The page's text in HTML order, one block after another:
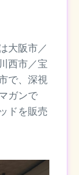
大阪市／
西市／宝
で、深視
ガンで
ドを販売